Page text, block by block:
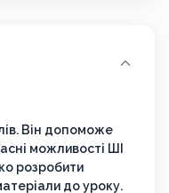
Він допоможе
можливості ШІ
розробити
до уроку.